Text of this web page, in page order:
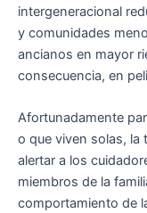
intergeneracional
y comunidades
ancianos en mayor
consecuencia, en
Afortunadamente
o que viven solas, la
alertar a los
miembros de la
comportamiento de